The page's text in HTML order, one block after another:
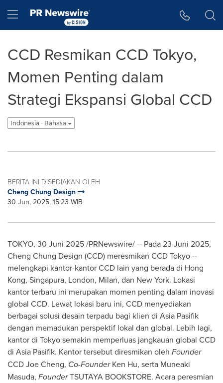
Hamburger menu
CCD Resmikan CCD Tokyo,
Momen Penting dalam
Strategi Ekspansi Global CCD
Indonesia - Bahasa
BERITA INI DISEDIAKAN OLEH
Cheng Chung Design
30 Jun, 2025, 15:23 WIB
TOKYO, 30 Juni 2025 /PRNewswire/ -- Pada 23 Juni 2025,
Cheng Chung Design (CCD) meresmikan CCD Tokyo --
melengkapi kantor-kantor CCD lain yang berada di Hong
Kong, Singapura, London, Milan, dan New York. Lokasi
kantor terbaru ini merupakan momen penting dalam inovasi
global CCD. Lewat lokasi baru ini, CCD menyediakan
berbagai solusi desain terpadu bagi klien di Asia Pasifik
dengan memadukan perspektif lokal dan global. Lebih lagi,
kantor di Tokyosemakin memperluas jangkauan global CCD
di Asia Pasifik. Kantor tersebut diresmikan oleh Founder
CCD Joe Cheng, Co-FounderKen Hu, serta Muneaki
Masuda, FounderTSUTAYA BOOKSTORE. Acara peresmian